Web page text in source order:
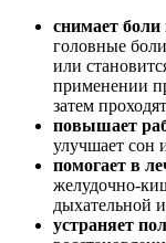
снимает боли
головные
или
применении
затем
повышает
улучшает сон
помогает в
желудочно-
дыхательной
устраняет